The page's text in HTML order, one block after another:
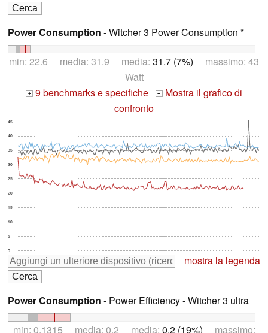
Power Consumption - Witcher 3 Power Consumption *
min: 22.6 media: 31.9 media: 31.7 (7%) massimo: 43
Watt
+ 9 benchmarks e specifiche + Mostra il grafico di
confronto
0
5
10
15
20
25
30
35
40
45
mostra la legenda
Power Consumption - Power Efficiency - Witcher 3 ultra
min: 0.1315 media: 0.2 media: 0.2 (19%) massimo: